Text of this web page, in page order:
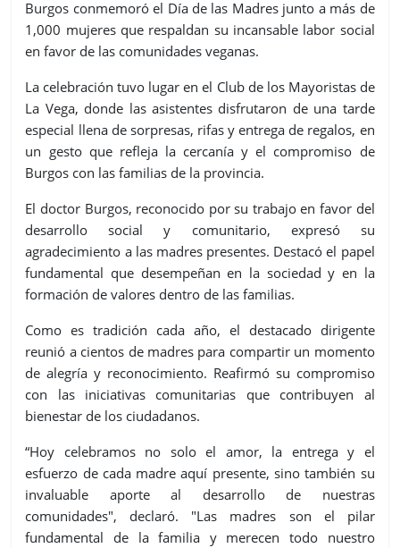
Burgos conmemoró el Día de las Madres junto a más de
1,000 mujeres que respaldan su incansable labor social
en favor de las comunidades veganas.
La celebración tuvo lugar en el Club de los Mayoristas de
La Vega, donde las asistentes disfrutaron de una tarde
especial llena de sorpresas, rifas y entrega de regalos, en
un gesto que refleja la cercanía y el compromiso de
Burgos con las familias de la provincia.
El doctor Burgos, reconocido por su trabajo en favor del
desarrollo social y comunitario, expresó su
agradecimiento a las madres presentes. Destacó el papel
fundamental que desempeñan en la sociedad y en la
formación de valores dentro de las familias.
Como es tradición cada año, el destacado dirigente
reunió a cientos de madres para compartir un momento
de alegría y reconocimiento. Reafirmó su compromiso
con las iniciativas comunitarias que contribuyen al
bienestar de los ciudadanos.
“Hoy celebramos no solo el amor, la entrega y el
esfuerzo de cada madre aquí presente, sino también su
invaluable aporte al desarrollo de nuestras
comunidades", declaró. "Las madres son el pilar
fundamental de la familia y merecen todo nuestro